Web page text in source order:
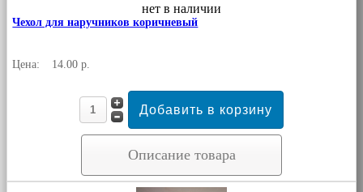
нет в наличии
Чехол для наручников коричневый
Цена: 14.00 р.
Описание товара